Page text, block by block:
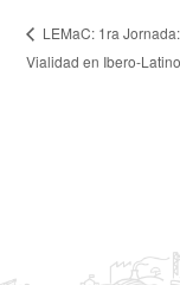
LEMaC: 1ra
Vialidad en Ibero-